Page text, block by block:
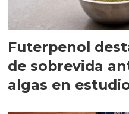
Futerpenol
de sobrevida
algas en